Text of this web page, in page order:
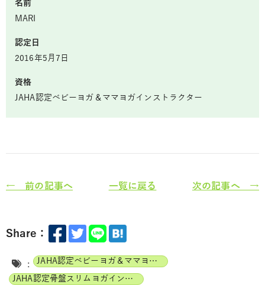
名前
MARI
認定日
2016年5月7日
資格
JAHA認定ベビーヨガ＆ママヨガインストラクター
← 前の記事へ 一覧に戻る 次の記事へ →
Share：
:
JAHA認定ベビーヨガ＆ママヨガインストラクター
JAHA認定骨盤スリムヨガインストラクター